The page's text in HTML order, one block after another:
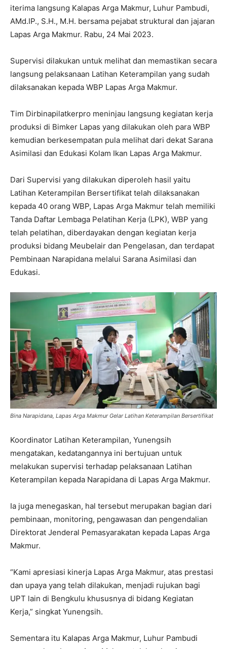
iterima langsung Kalapas Arga Makmur, Luhur Pambudi,
AMd.IP., S.H., M.H. bersama pejabat struktural dan jajaran
Lapas Arga Makmur. Rabu, 24 Mai 2023.
Supervisi dilakukan untuk melihat dan memastikan secara
langsung pelaksanaan Latihan Keterampilan yang sudah
dilaksanakan kepada WBP Lapas Arga Makmur.
Tim Dirbinapilatkerpro meninjau langsung kegiatan kerja
produksi di Bimker Lapas yang dilakukan oleh para WBP
kemudian berkesempatan pula melihat dari dekat Sarana
Asimilasi dan Edukasi Kolam Ikan Lapas Arga Makmur.
Dari Supervisi yang dilakukan diperoleh hasil yaitu
Latihan Keterampilan Bersertifikat telah dilaksanakan
kepada 40 orang WBP, Lapas Arga Makmur telah memiliki
Tanda Daftar Lembaga Pelatihan Kerja (LPK), WBP yang
telah pelatihan, diberdayakan dengan kegiatan kerja
produksi bidang Meubelair dan Pengelasan, dan terdapat
Pembinaan Narapidana melalui Sarana Asimilasi dan
Edukasi.
Bina Narapidana, Lapas Arga Makmur Gelar Latihan Keterampilan Bersertifikat
Koordinator Latihan Keterampilan, Yunengsih
mengatakan, kedatangannya ini bertujuan untuk
melakukan supervisi terhadap pelaksanaan Latihan
Keterampilan kepada Narapidana di Lapas Arga Makmur.
Ia juga menegaskan, hal tersebut merupakan bagian dari
pembinaan, monitoring, pengawasan dan pengendalian
Direktorat Jenderal Pemasyarakatan kepada Lapas Arga
Makmur.
“Kami apresiasi kinerja Lapas Arga Makmur, atas prestasi
dan upaya yang telah dilakukan, menjadi rujukan bagi
UPT lain di Bengkulu khususnya di bidang Kegiatan
Kerja,” singkat Yunengsih.
Sementara itu Kalapas Arga Makmur, Luhur Pambudi